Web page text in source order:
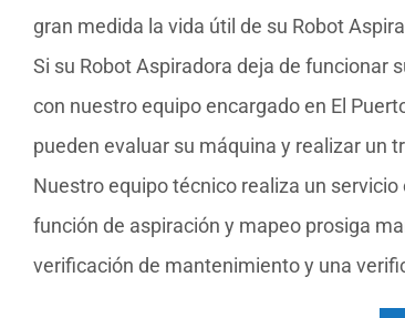
gran medida la vida útil de su Robot
Si su Robot Aspiradora deja de funcionar
con nuestro equipo encargado en El
pueden evaluar su máquina y realizar un
Nuestro equipo técnico realiza un
función de aspiración y mapeo prosiga
verificación de mantenimiento y una